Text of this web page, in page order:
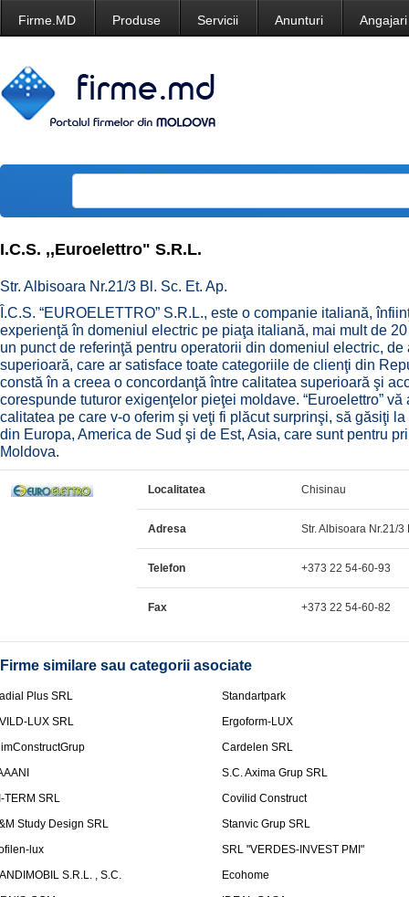
Firme.MD Produse Servicii Anunturi Angajari
I.C.S. ,,Euroelettro" S.R.L.
Str. Albisoara Nr.21/3 Bl. Sc. Et. Ap.
Î.C.S. “EUROELETTRO” S.R.L., este o companie italiană,
experienţă în domeniul electric pe piaţa italiană, mai mult de
un punct de referinţă pentru operatorii din domeniul electric,
superioară, care ar satisface toate categoriile de clienţi din
constă în a creea o concordanţă între calitatea superioară şi
corespunde tuturor exigenţelor pieţei moldave. “Euroelettro”
calitatea pe care v-o oferim şi veţi fi plăcut surprinşi, să găsiţi
din Europa, America de Sud şi de Est, Asia, care sunt pentru
Moldova.
Localitatea Chisinau
Adresa Str. Albisoara Nr.21/3
Telefon +373 22 54-60-93
Fax +373 22 54-60-82
Firme similare sau categorii asociate
Plus SRL
Standartpark
LUX SRL
Ergoform-LUX
Cardelen SRL
S.C. Axima Grup SRL
TERM SRL
Covilid Construct
Study Design SRL
Stanvic Grup SRL
lux
SRL "VERDES-INVEST PMI"
S.R.L. , S.C.
Ecohome